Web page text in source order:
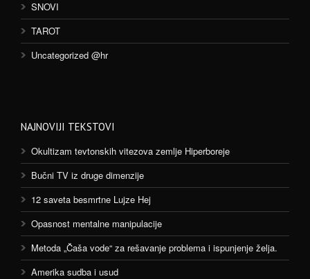
SNOVI
TAROT
Uncategorized @hr
NAJNOVIJI TEKSTOVI
Okultizam tevtonskih vitezova zemlje Hiperboreje
Bučni TV iz druge dimenzije
12 saveta besmrtne Lujze Hej
Opasnost mentalne manipulacije
Metoda „Čaša vode“ za rešavanje problema i ispunjenje želja.
Amerika sudba i usud